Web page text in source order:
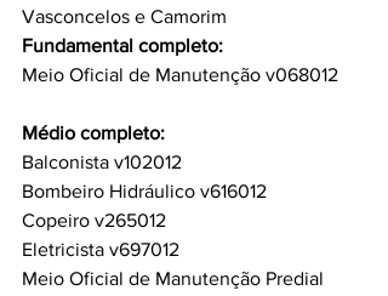
Vasconcelos e Camorim
Fundamental completo:
Meio Oficial de Manutenção v068012
Médio completo:
Balconista v102012
Bombeiro Hidráulico v616012
Copeiro v265012
Eletricista v697012
Meio Oficial de Manutenção Predial